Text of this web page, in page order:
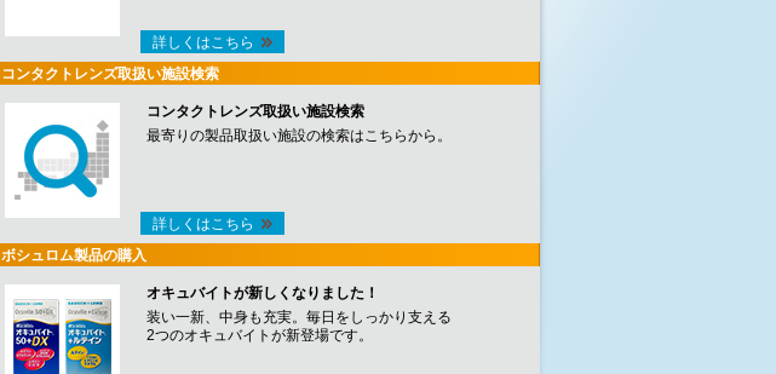
詳しくはこちら
コンタクトレンズ取扱い施設検索
コンタクトレンズ取扱い施設検索
最寄りの製品取扱い施設の検索はこちらから。
詳しくはこちら
ボシュロム製品の購入
オキュバイトが新しくなりました！
装い一新、中身も充実。毎日をしっかり支える
2つのオキュバイトが新登場です。